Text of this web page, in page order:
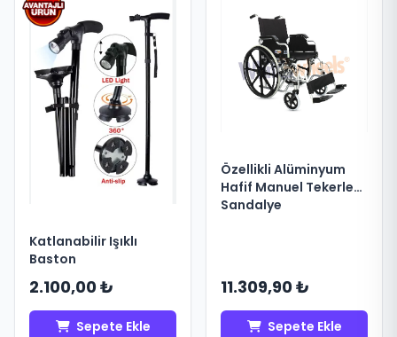
Katlanabilir Işıklı
Baston
2.100,00 ₺
Sepete Ekle
Özellikli Alüminyum
Hafif Manuel Tekerlekli
Sandalye
11.309,90 ₺
Sepete Ekle